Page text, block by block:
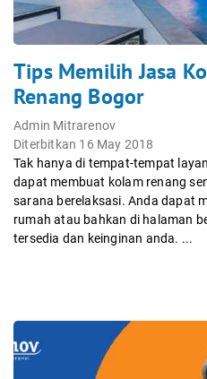
Tips Memilih Jasa
Renang Bogor
Admin Mitrarenov
Diterbitkan 16 May 2018
Tak hanya di tempat-tempat
dapat membuat kolam renang
sarana berelaksasi. Anda dapat
rumah atau bahkan di halaman
tersedia dan keinginan anda. ...